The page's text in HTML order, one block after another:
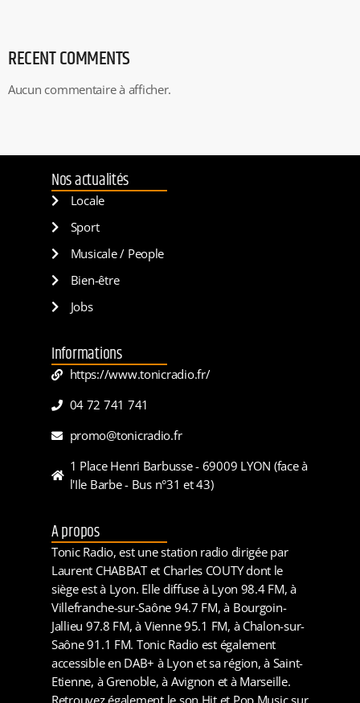
RECENT COMMENTS
Aucun commentaire à afficher.
Nos actualités
Locale
Sport
Musicale / People
Bien-être
Jobs
Informations
https://www.tonicradio.fr/
04 72 741 741
promo@tonicradio.fr
1 Place Henri Barbusse - 69009 LYON (face à
l'Ile Barbe - Bus n°31 et 43)
A propos
Tonic Radio, est une station radio dirigée par
Laurent CHABBAT et Charles COUTY dont le
siège est à Lyon. Elle diffuse à Lyon 98.4 FM, à
Villefranche-sur-Saône 94.7 FM, à Bourgoin-
Jallieu 97.8 FM, à Vienne 95.1 FM, à Chalon-sur-
Saône 91.1 FM. Tonic Radio est également
accessible en DAB+ à Lyon et sa région, à Saint-
Etienne, à Grenoble, à Avignon et à Marseille.